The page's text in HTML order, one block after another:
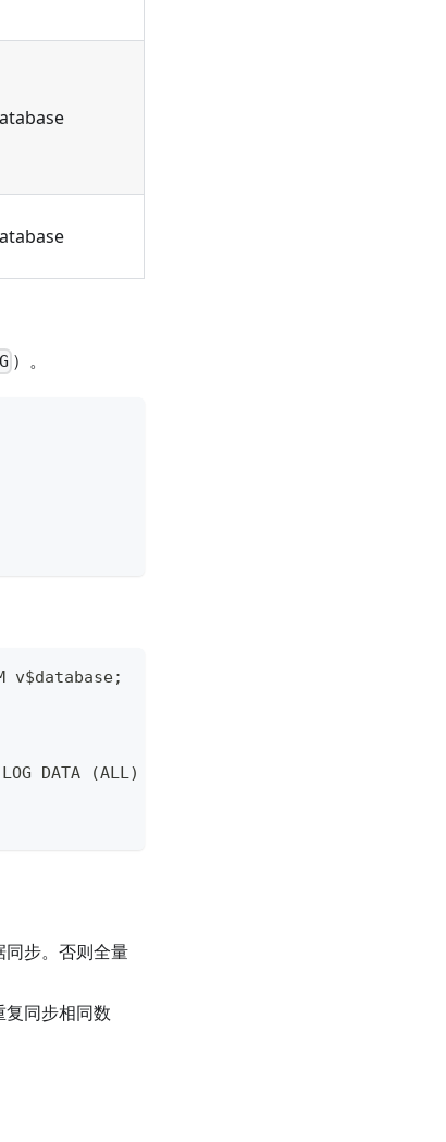
）。
v$database;
DATA (ALL) COLUMNS;
步。否则全量
同步相同数